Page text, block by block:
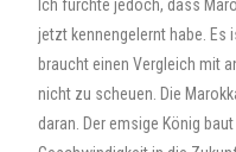
Ich fürchte jedoch, dass
jetzt kennengelernt habe. Es
braucht einen Vergleich mit
nicht zu scheuen. Die
daran. Der emsige König